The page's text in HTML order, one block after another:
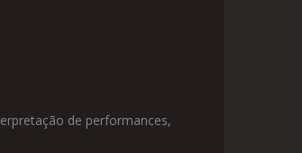
de performances,